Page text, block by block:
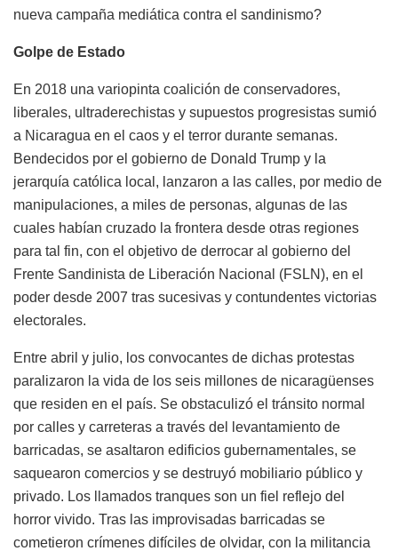
nueva campaña mediática contra el sandinismo?
Golpe de Estado
En 2018 una variopinta coalición de conservadores,
liberales, ultraderechistas y supuestos progresistas sumió
a Nicaragua en el caos y el terror durante semanas.
Bendecidos por el gobierno de Donald Trump y la
jerarquía católica local, lanzaron a las calles, por medio de
manipulaciones, a miles de personas, algunas de las
cuales habían cruzado la frontera desde otras regiones
para tal fin, con el objetivo de derrocar al gobierno del
Frente Sandinista de Liberación Nacional (FSLN), en el
poder desde 2007 tras sucesivas y contundentes victorias
electorales.
Entre abril y julio, los convocantes de dichas protestas
paralizaron la vida de los seis millones de nicaragüenses
que residen en el país. Se obstaculizó el tránsito normal
por calles y carreteras a través del levantamiento de
barricadas, se asaltaron edificios gubernamentales, se
saquearon comercios y se destruyó mobiliario público y
privado. Los llamados tranques son un fiel reflejo del
horror vivido. Tras las improvisadas barricadas se
cometieron crímenes difíciles de olvidar, con la militancia